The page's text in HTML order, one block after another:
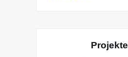
Projekte